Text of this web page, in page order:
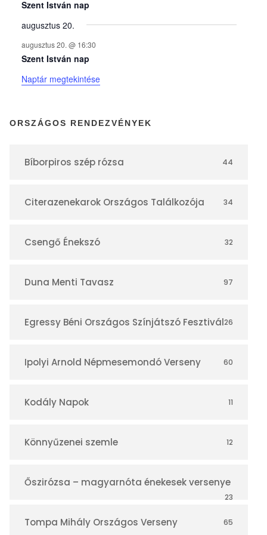
y
e
k
n
a
á
r
Szent István nap
augusztus 20.
augusztus 20. @ 16:30
Szent István nap
Naptár megtekintése
ORSZÁGOS RENDEZVÉNYEK
Bíborpiros szép rózsa 44
Citerazenekarok Országos Találkozója 34
Csengő Énekszó 32
Duna Menti Tavasz 97
Egressy Béni Országos Színjátszó Fesztivál26
Ipolyi Arnold Népmesemondó Verseny 60
Kodály Napok 11
Könnyűzenei szemle 12
Őszirózsa – magyarnóta énekesek versenye
23
Tompa Mihály Országos Verseny 65